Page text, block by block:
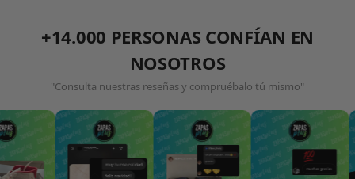
+14.000 PERSONAS CONFÍAN EN
NOSOTROS
"Consulta nuestras reseñas y compruébalo tú mismo"